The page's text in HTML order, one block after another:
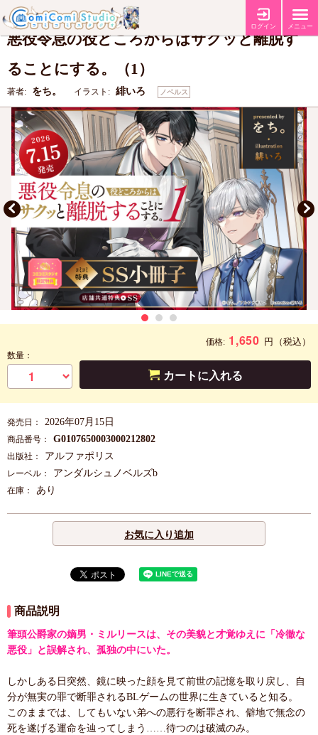
ログイン メニュー
特典 【コミコミ特典SS小冊子】 【店舗共通SS特典】
悪役令息の役どころからはサクッと離脱す
ることにする。（1）
著者: をち。 イラスト: 緋いろ ノベルス
価格: 1,650 円 （税込）
数量：
カートに入れる
発売日： 2026年07月15日
商品番号： G0107650003000212802
出版社： アルファポリス
レーベル： アンダルシュノベルズb
在庫： あり
お気に入り追加
商品説明
筆頭公爵家の嫡男・ミルリースは、その美貌と才覚ゆえに「冷徹な
悪役」と誤解され、孤独の中にいた。
しかしある日突然、鏡に映った顔を見て前世の記憶を取り戻し、自
分が無実の罪で断罪されるBLゲームの世界に生きていると知る。
このままでは、してもいない弟への悪行を断罪され、僻地で無念の
死を遂げる運命を辿ってしまう……待つのは破滅のみ。